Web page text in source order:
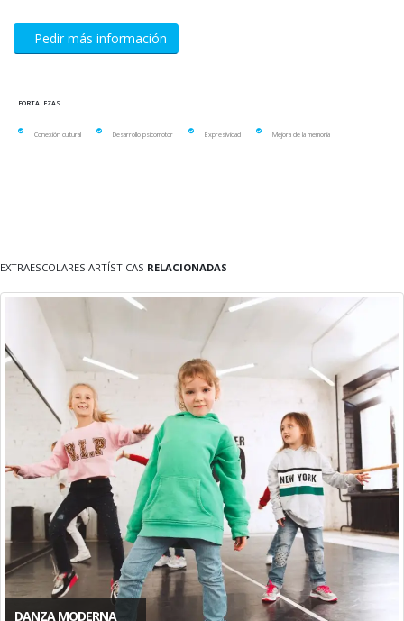
Pedir más información
FORTALEZAS
Conexión cultural Desarrollo psicomotor Expresividad Mejora de la memoria
EXTRAESCOLARES ARTÍSTICAS RELACIONADAS
DANZA MODERNA